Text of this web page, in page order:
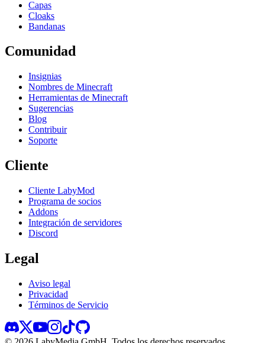
Capas
Cloaks
Bandanas
Comunidad
Insignias
Nombres de Minecraft
Herramientas de Minecraft
Sugerencias
Blog
Contribuir
Soporte
Cliente
Cliente LabyMod
Programa de socios
Addons
Integración de servidores
Discord
Legal
Aviso legal
Privacidad
Términos de Servicio